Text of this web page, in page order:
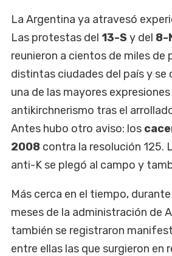
La Argentina ya atravesó
Las protestas del 13-S y del 8-
reunieron a cientos de miles de
distintas ciudades del país y se
una de las mayores
antikirchnerismo tras el
Antes hubo otro aviso: los
2008 contra la resolución 125.
anti-K se plegó al campo y
Más cerca en el tiempo,
meses de la administración de
también se registraron
entre ellas las que surgieron en